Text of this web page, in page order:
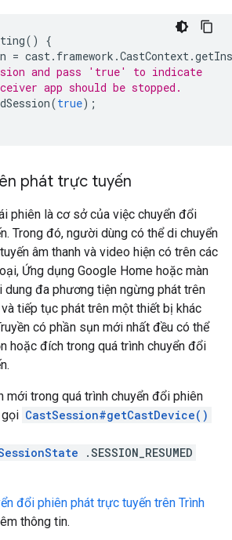
()
{
= cast. framework .CastContext.
and pass 'true' to indicate
app should be stopped.
(true);
phát trực tuyến
phiên là cơ sở của việc chuyển đổi
Trong đó, người dùng có thể di chuyển
âm thanh và video hiện có trên các
Ứng dụng Google Home hoặc màn
dung đa phương tiện ngừng phát trên
tiếp tục phát trên một thiết bị khác
có phần sụn mới nhất đều có thể
hoặc đích trong quá trình chuyển đổi
mới trong quá trình chuyển đổi phiên
gọi CastSession#getCastDevice()
.SESSION_RESUMED
đổi phiên phát trực tuyến trên Trình
thông tin.